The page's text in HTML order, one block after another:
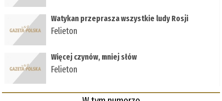
Watykan przeprasza wszystkie ludy Rosji
Felieton
Więcej czynów, mniej słów
Felieton